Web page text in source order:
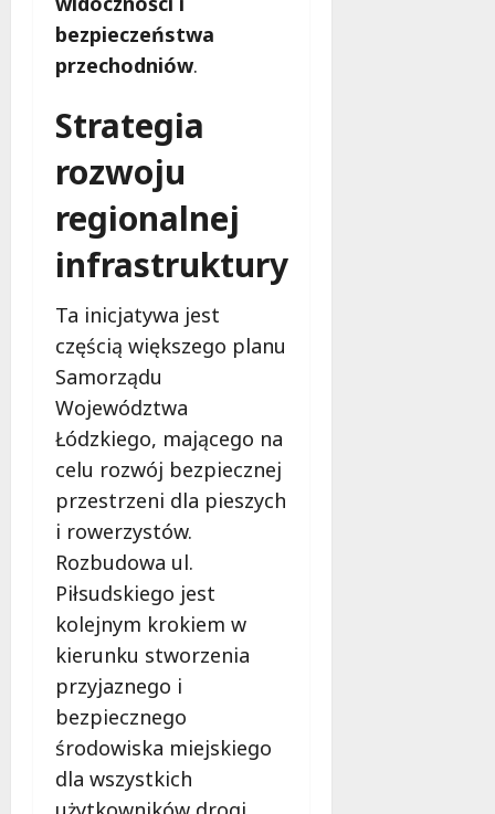
bezpieczeństwa
przechodniów.
Strategia
rozwoju
regionalnej
infrastruktury
Ta inicjatywa jest
częścią większego planu
Samorządu
Województwa
Łódzkiego, mającego na
celu rozwój bezpiecznej
przestrzeni dla pieszych
i rowerzystów.
Rozbudowa ul.
Piłsudskiego jest
kolejnym krokiem w
kierunku stworzenia
przyjaznego i
bezpiecznego
środowiska miejskiego
dla wszystkich